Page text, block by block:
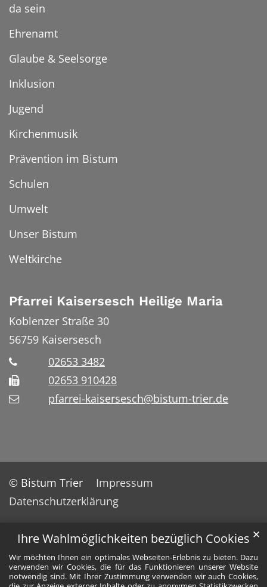
Ihre Wahlmöglichkeiten bezüglich Cookies
Wir möchten Ihnen ein optimales Webseiten-Erlebnis zu bieten. Dazu
verwenden wir Cookies, die für das Funktionieren unserer Website
notwendig sind. Mit Ihrer Zustimmung verwenden wir auch Cookies,
✕
da sein
Ehrenamt
Glaube & Seelsorge
Inklusion
Jugend
Kirchenmusik
Prävention im Bistum
Schulen
Umwelt
Unser Bistum
Weltkirche
Pfarrei Kaisersesch Heilige Maria
Koblenzer Straße 30
56759 Kaisersesch
02653 3482
02653 910428
pfarrei-kaisersesch@bistum-trier.de
© Bistum Trier
Impressum
Datenschutzerklärung